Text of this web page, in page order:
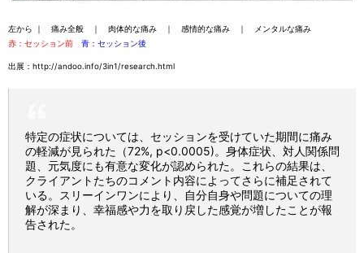
左から ｜ 痛み全般 ｜ 肉体的な痛み ｜ 感情的な痛み ｜ メンタルな痛み
赤：セッション前 青：セッション後
出展： http://andoo.info/3in1/research.html
特定の症状については、セッションを受けていた期間に痛み
の軽減が見られた（72%, p<0.0005)。身体症状、対人関係問
題、元気度にも有意な変化が認められた。これらの結果は、
クライアントたちのコメント内容によってさらに補足されて
いる。スリーインワンにより、自分自身や問題についての理
解が深まり、幸福感や力を取り戻した感覚が増したことが報
告された。